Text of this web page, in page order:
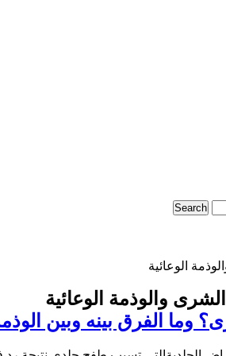
الوعائية
والوذمة الوعائية
الفرق بينه وبين